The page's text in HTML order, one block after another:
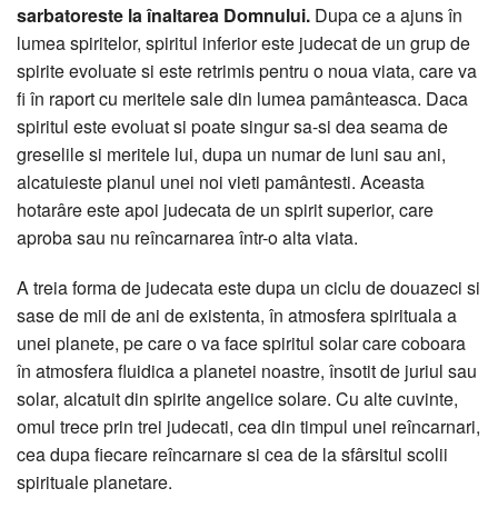
sarbatoreste la înaltarea Domnului. Dupa ce a ajuns în
lumea spiritelor, spiritul inferior este judecat de un grup de
spirite evoluate si este retrimis pentru o noua viata, care va
fi în raport cu meritele sale din lumea pamânteasca. Daca
spiritul este evoluat si poate singur sa-si dea seama de
greselile si meritele lui, dupa un numar de luni sau ani,
alcatuieste planul unei noi vieti pamântesti. Aceasta
hotarâre este apoi judecata de un spirit superior, care
aproba sau nu reîncarnarea într-o alta viata.
A treia forma de judecata este dupa un ciclu de douazeci si
sase de mii de ani de existenta, în atmosfera spirituala a
unei planete, pe care o va face spiritul solar care coboara
în atmosfera fluidica a planetei noastre, însotit de juriul sau
solar, alcatuit din spirite angelice solare. Cu alte cuvinte,
omul trece prin trei judecati, cea din timpul unei reîncarnari,
cea dupa fiecare reîncarnare si cea de la sfârsitul scolii
spirituale planetare.